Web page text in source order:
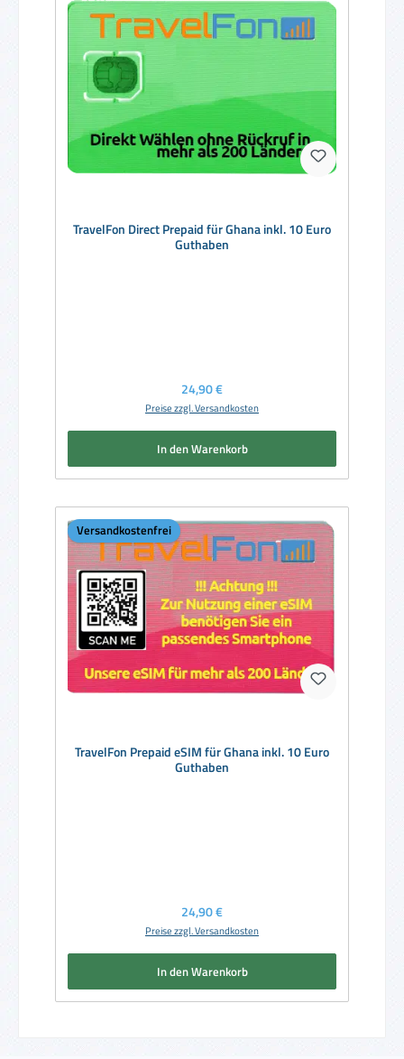
TravelFon Direct Prepaid für Ghana inkl. 10 Euro
Guthaben
Regulärer Preis:
24,90 €
Preise zzgl. Versandkosten
In den Warenkorb
Versandkostenfrei
TravelFon Prepaid eSIM für Ghana inkl. 10 Euro
Guthaben
Regulärer Preis:
24,90 €
Preise zzgl. Versandkosten
In den Warenkorb